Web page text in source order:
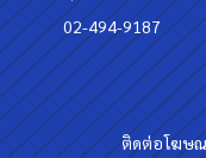
02-494-9187
ติดต่อโฆษ